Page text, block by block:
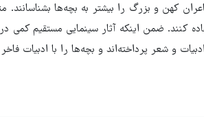
کهن و بزرگ را بیشتر به بچه‌ها
کنند. ضمن اینکه آثار سینمایی مستقیم کمی
و شعر پرداخته‌اند و بچه‌ها را با ادبیات